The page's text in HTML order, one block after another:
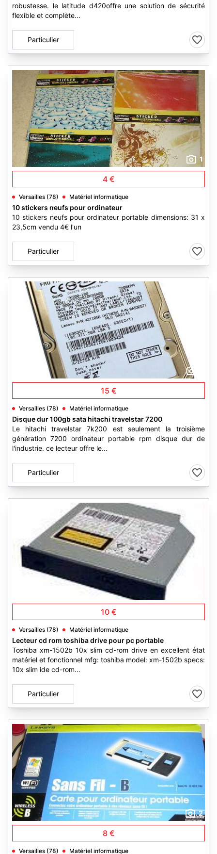
robustesse. le latitude d420offre une solution de sécurité
flexible et complète...
Particulier
1
4 €
Versailles (78) Matériel informatique
10 stickers neufs pour ordinateur
10 stickers neufs pour ordinateur portable dimensions: 31 x
23,5cm vendu 4€ l'un
Particulier
15 €
Versailles (78) Matériel informatique
Disque dur 100gb sata hitachi travelstar 7200
Le hitachi travelstar 7k200 est seulement la troisième
génération 7200 ordinateur portable rpm disque dur de
l'industrie. ce lecteur offre le...
Particulier
10 €
Versailles (78) Matériel informatique
Lecteur cd rom toshiba drive pour pc portable
Toshiba xm-1502b 10x slim cd-rom drive en excellent état
matériel et fonctionnel mfg: toshiba model: xm-1502b specs:
10x slim ide cd-rom...
Particulier
2
8 €
Versailles (78) Matériel informatique